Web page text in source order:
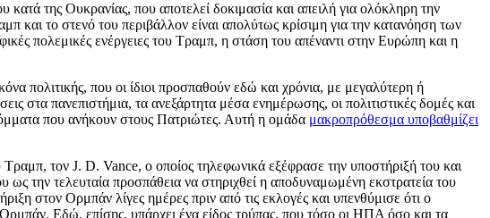
της Ουκρανίας, που αποτελεί δοκιμασία και απειλή για ολόκληρη την
το στενό του περιβάλλον είναι απολύτως κρίσιμη για την κατανόηση των
πολεμικές ενέργειες του Τραμπ, η στάση του απέναντι στην Ευρώπη και η
πολιτικής, που οι ίδιοι προσπαθούν εδώ και χρόνια, με μεγαλύτερη ή
στα πανεπιστήμια, τα ανεξάρτητα μέσα ενημέρωσης, οι πολιτιστικές δομές και
που ανήκουν στους Πατριώτες. Αυτή η ομάδα μακροπρόθεσμα υποβαθμίζει
Τραμπ, τον J. D. Vance, ο οποίος τηλεφωνικά εξέφρασε την υποστήριξή του και
την τελευταία προσπάθεια να στηριχθεί η αποδυναμωμένη εκστρατεία του
στον Ορμπάν λίγες ημέρες πριν από τις εκλογές και υπενθύμισε ότι ο
Εδώ, επίσης, υπάρχει ένα είδος τρύπας, που τόσο οι ΗΠΑ όσο και τα